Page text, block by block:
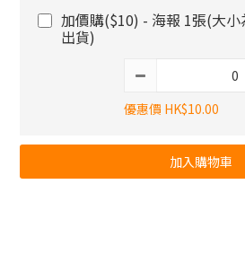
加價購($10) - 海報 1張(大小
出貨)
優惠價 HK$10.00
加入購物車